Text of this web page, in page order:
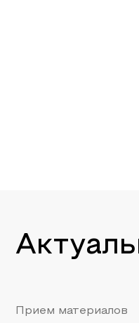
Прием материалов